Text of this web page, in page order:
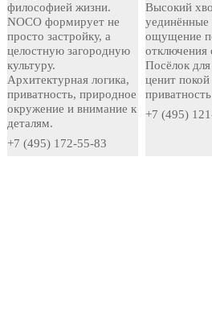
философией жизни.
NOCO формирует не
просто застройку, а
целостную загородную
культуру.
Архитектурная логика,
приватность, природное
окружение и внимание к
деталям.
+7 (495) 172-55-83
Высокий
уединённые
ощущение
отключения
Посёлок
ценит
приватность
+7 (495)